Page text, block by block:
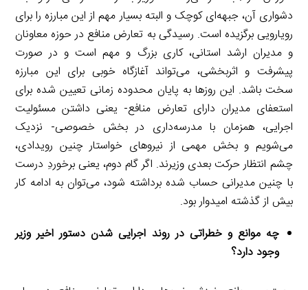
دشواری آن، جبهه‌ای کوچک و البته بسیار مهم از این مبارزه را برای
رویارویی برگزیده است. رسیدگی به تعارض منافع در حوزه معاونان
و مدیران ارشد استانی، کاری بزرگ و مهم است و در صورت
پیشرفت و اثربخشی، می‌تواند آغازگاه خوبی برای این مبارزه
سخت باشد. این روزها به پایان محدوده زمانی تعیین شده برای
استعفای مدیران دارای تعارض منافع- یعنی داشتن مسئولیت
اجرایی، همزمان با مدرسه‌داری در بخش خصوصی- نزدیک
می‌شویم و بخش مهمی از نیروهای خواستار چنین رویدادی،
چشم انتظار حرکت بعدی وزیرند. اگر گام دوم، یعنی برخوردِ درست
با چنین مدیرانی حساب شده برداشته شود، می‌توان به ادامه کار
بیش از گذشته امیدوار بود.
چه موانع و خطراتی در روند اجرایی شدن دستور اخیر وزیر
وجود دارد؟